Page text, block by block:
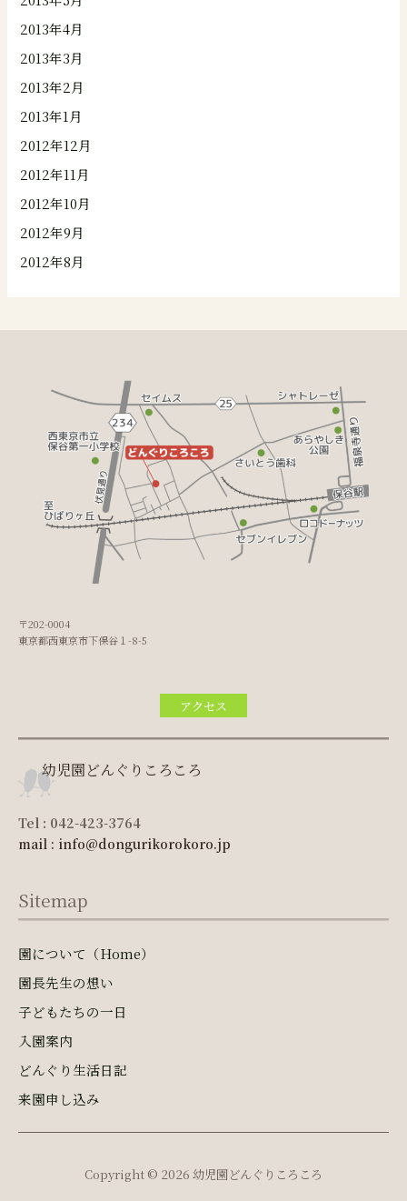
2013年4月
2013年3月
2013年2月
2013年1月
2012年12月
2012年11月
2012年10月
2012年9月
2012年8月
〒202-0004
東京都西東京市下保谷１-8-5
アクセス
幼児園どんぐりころころ
Tel : 042-423-3764
mail : info@dongurikorokoro.jp
Sitemap
園について（Home）
園長先生の想い
子どもたちの一日
入園案内
どんぐり生活日記
来園申し込み
Copyright © 2026 幼児園どんぐりころころ